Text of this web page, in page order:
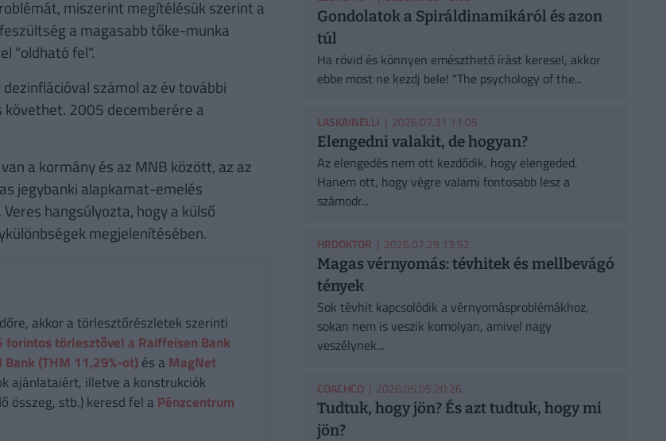
miszerint megítélésük szerint a
a magasabb tőke-munka
"oldható fel".
számol az év további
követhet. 2005 decemberére a
a kormány és az MNB között, az az
jegybanki alapkamat-emelés
hangsúlyozta, hogy a külső
megjelenítésében.
akkor a törlesztőrészletek szerinti
forintos törlesztővel a Raiffeisen Bank
Bank (THM 11,29%-ot)és a MagNet
ajánlataiért, illetve a konstrukciók
összeg, stb.) keresd fel a Pénzcentrum
Gondolatok a Spiráldinamikáról és azon
túl
Ha rövid és könnyen emészthető írást keresel, akkor
ebbe most ne kezdj bele! "The psychology of the...
LASKAINELLI | 2026.07.31 11:05
Elengedni valakit, de hogyan?
Az elengedés nem ott kezdődik, hogy elengeded.
Hanem ott, hogy végre valami fontosabb lesz a
számodr...
HRDOKTOR | 2026.07.29 13:52
Magas vérnyomás: tévhitek és mellbevágó
tények
Sok tévhit kapcsolódik a vérnyomásproblémákhoz,
sokan nem is veszik komolyan, amivel nagy
veszélynek...
COACHCO | 2026.05.05 20:26
Tudtuk, hogy jön? És azt tudtuk, hogy mi
jön?